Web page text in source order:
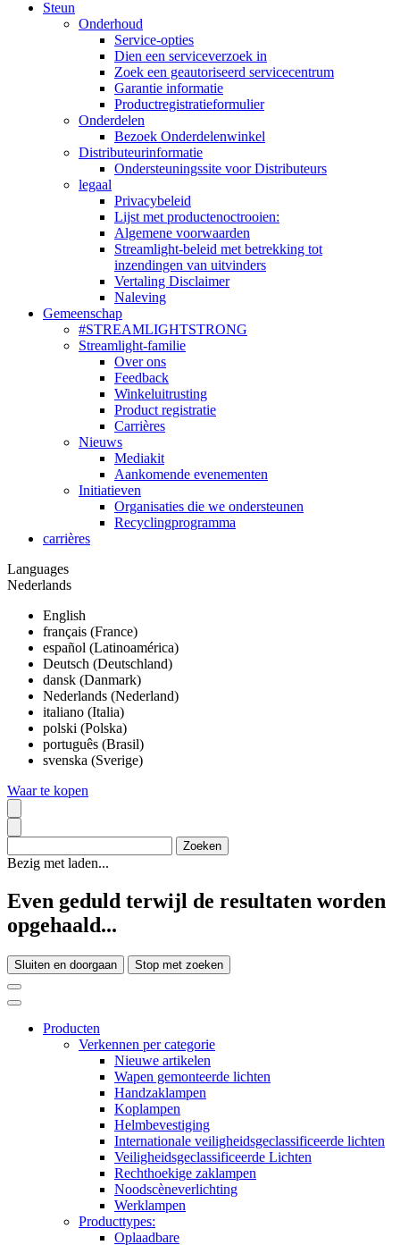
Steun
Onderhoud
Service-opties
Dien een serviceverzoek in
Zoek een geautoriseerd servicecentrum
Garantie informatie
Productregistratieformulier
Onderdelen
Bezoek Onderdelenwinkel
Distributeurinformatie
Ondersteuningssite voor Distributeurs
legaal
Privacybeleid
Lijst met productenoctrooien:
Algemene voorwaarden
Streamlight-beleid met betrekking tot
inzendingen van uitvinders
Vertaling Disclaimer
Naleving
Gemeenschap
#STREAMLIGHTSTRONG
Streamlight-familie
Over ons
Feedback
Winkeluitrusting
Product registratie
Carrières
Nieuws
Mediakit
Aankomende evenementen
Initiatieven
Organisaties die we ondersteunen
Recyclingprogramma
carrières
Languages
Nederlands
English
français (France)
español (Latinoamérica)
Deutsch (Deutschland)
dansk (Danmark)
Nederlands (Nederland)
italiano (Italia)
polski (Polska)
português (Brasil)
svenska (Sverige)
Waar te kopen
Bezig met laden...
Even geduld terwijl de resultaten worden
opgehaald...
Sluiten en doorgaan Stop met zoeken
Producten
Verkennen per categorie
Nieuwe artikelen
Wapen gemonteerde lichten
Handzaklampen
Koplampen
Helmbevestiging
Internationale veiligheidsgeclassificeerde lichten
Veiligheidsgeclassificeerde Lichten
Rechthoekige zaklampen
Noodscèneverlichting
Werklampen
Producttypes:
Oplaadbare